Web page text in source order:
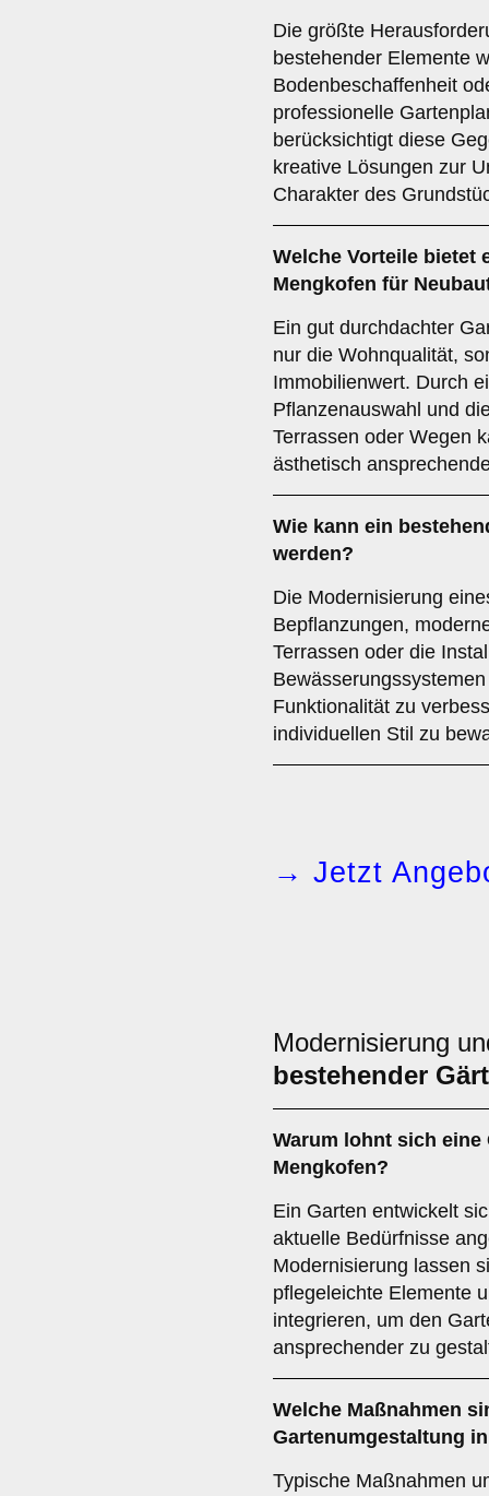
Die größte
bestehender Elemente
Bodenbeschaffenheit
professionelle
berücksichtigt diese
kreative Lösungen zur
Charakter des
Welche Vorteile bietet
Mengkofen für
Ein gut durchdachter
nur die Wohnqualität,
Immobilienwert. Durch
Pflanzenauswahl und
Terrassen oder Wegen
ästhetisch
Wie kann ein
werden?
Die Modernisierung
Bepflanzungen,
Terrassen oder die
Funktionalität zu
individuellen Stil zu
→ Jetzt
Modernisierung
bestehender
Warum lohnt sich
Mengkofen?
Ein Garten entwickelt
aktuelle Bedürfnisse
Modernisierung lassen
pflegeleichte Elemente
integrieren, um den
ansprechender zu
Welche Maßnahmen
Gartenumgestaltung
Typische Maßnahmen